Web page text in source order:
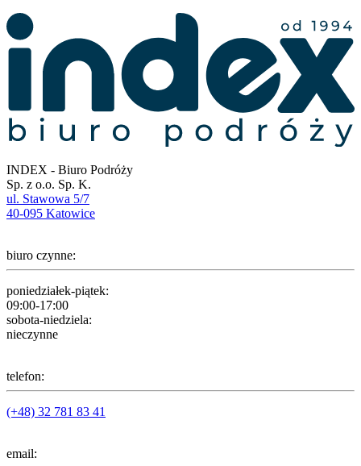
INDEX - Biuro Podróży
Sp. z o.o. Sp. K.
ul. Stawowa 5/7
40-095 Katowice
biuro czynne:
poniedziałek-piątek:
09:00-17:00
sobota-niedziela:
nieczynne
telefon:
(+48) 32 781 83 41
email: